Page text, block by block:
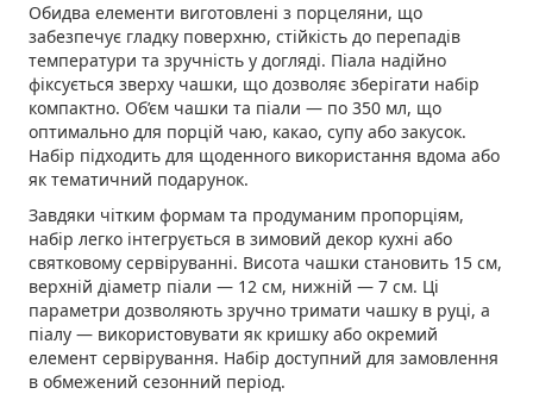
Обидва елементи виготовлені з порцеляни, що
забезпечує гладку поверхню, стійкість до перепадів
температури та зручність у догляді. Піала надійно
фіксується зверху чашки, що дозволяє зберігати набір
компактно. Об’єм чашки та піали — по 350 мл, що
оптимально для порцій чаю, какао, супу або закусок.
Набір підходить для щоденного використання вдома або
як тематичний подарунок.
Завдяки чітким формам та продуманим пропорціям,
набір легко інтегрується в зимовий декор кухні або
святковому сервіруванні. Висота чашки становить 15 см,
верхній діаметр піали — 12 см, нижній — 7 см. Ці
параметри дозволяють зручно тримати чашку в руці, а
піалу — використовувати як кришку або окремий
елемент сервірування. Набір доступний для замовлення
в обмежений сезонний період.